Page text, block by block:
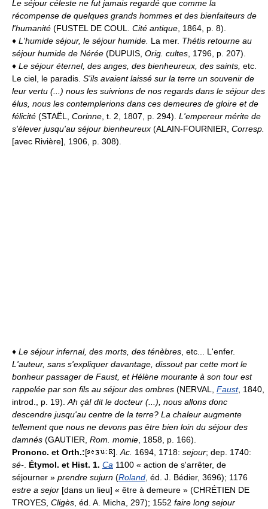
Le séjour céleste ne fut jamais regardé que comme la
récompense de quelques grands hommes et des bienfaiteurs de
l'humanité (FUSTEL DE COUL. Cité antique , 1864, p. 8).
♦ L'humide séjour, le séjour humide. La mer. Thétis retourne au
séjour humide de Nérée (DUPUIS, Orig. cultes , 1796, p. 207).
♦ Le séjour éternel, des anges, des bienheureux, des saints, etc.
Le ciel, le paradis. S'ils avaient laissé sur la terre un souvenir de
leur vertu (...) nous les suivrions de nos regards dans le séjour des
élus, nous les contemplerions dans ces demeures de gloire et de
félicité (STAËL, Corinne , t. 2, 1807, p. 294). L'empereur mérite de
s'élever jusqu'au séjour bienheureux (ALAIN-FOURNIER, Corresp.
[avec Rivière], 1906, p. 308).
♦ Le séjour infernal, des morts, des ténèbres , etc... L'enfer.
L'auteur, sans s'expliquer davantage, dissout par cette mort le
bonheur passager de Faust, et Hélène mourante à son tour est
rappelée par son fils au séjour des ombres (NERVAL, Faust, 1840,
introd., p. 19). Ah çà! dit le docteur (...), nous allons donc
descendre jusqu'au centre de la terre? La chaleur augmente
tellement que nous ne devons pas être bien loin du séjour des
damnés (GAUTIER, Rom. momie , 1858, p. 166).
Prononc. et Orth.:[ ]. Ac. 1694, 1718: sejour; dep. 1740:
sé- Étymol. et Hist. 1. Ca 1100 « action de s'arrêter, de
séjourner » prendre sujurn (Roland , éd. J. Bédier, 3696); 1176
estre a sejor [dans un lieu] « être à demeure » (CHRÉTIEN DE
TROYES, Cligès , éd. A. Micha, 297); 1552 faire long sejour